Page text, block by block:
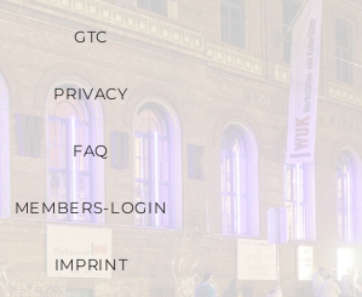
GTC
PRIVACY
FAQ
MEMBERS-LOGIN
IMPRINT